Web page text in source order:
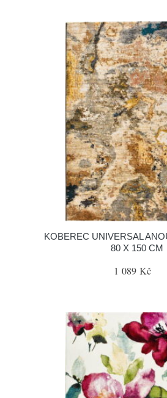
KOBEREC UNIVERSAL
80 X 150 CM
1 089 Kč